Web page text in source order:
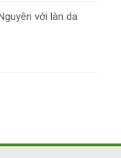
với làn da